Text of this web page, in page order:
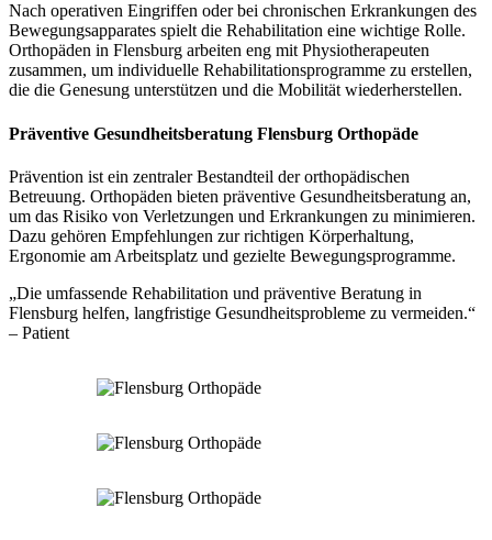
Nach operativen Eingriffen oder bei chronischen Erkrankungen des
Bewegungsapparates spielt die Rehabilitation eine wichtige Rolle.
Orthopäden in Flensburg arbeiten eng mit Physiotherapeuten
zusammen, um individuelle Rehabilitationsprogramme zu erstellen,
die die Genesung unterstützen und die Mobilität wiederherstellen.
Präventive Gesundheitsberatung Flensburg Orthopäde
Prävention ist ein zentraler Bestandteil der orthopädischen
Betreuung. Orthopäden bieten präventive Gesundheitsberatung an,
um das Risiko von Verletzungen und Erkrankungen zu minimieren.
Dazu gehören Empfehlungen zur richtigen Körperhaltung,
Ergonomie am Arbeitsplatz und gezielte Bewegungsprogramme.
„Die umfassende Rehabilitation und präventive Beratung in
Flensburg helfen, langfristige Gesundheitsprobleme zu vermeiden.“
– Patient